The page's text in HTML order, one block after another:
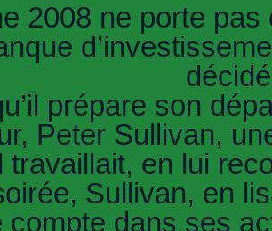
2008 ne porte
prépare son
Peter Sullivan,
travaillait, en lui
Sullivan, en
compte dans ses